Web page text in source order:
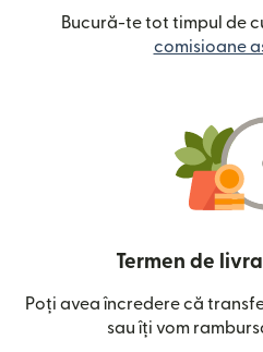
Bucură-te tot timpul de
comisioane
Termen de
Poți avea încredere că
sau îți vom